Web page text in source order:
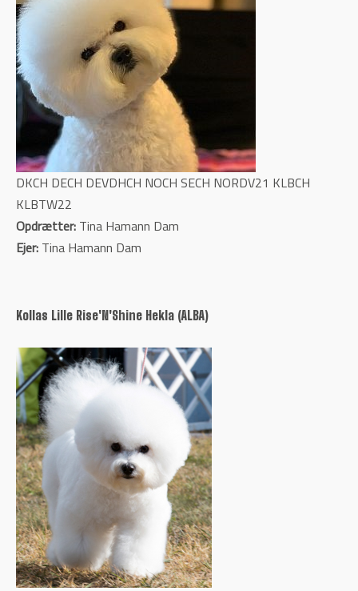
DKCH DECH DEVDHCH NOCH SECH NORDV21 KLBCH
KLBTW22
Opdrætter: Tina Hamann Dam
Ejer: Tina Hamann Dam
Kollas Lille Rise'N'Shine Hekla (ALBA)